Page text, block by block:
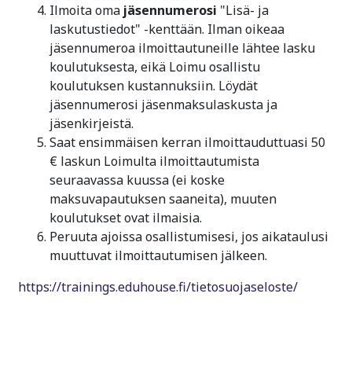
Ilmoita oma jäsennumerosi "Lisä- ja
laskutustiedot" -kenttään. Ilman oikeaa
jäsennumeroa ilmoittautuneille lähtee lasku
koulutuksesta, eikä Loimu osallistu
koulutuksen kustannuksiin. Löydät
jäsennumerosi jäsenmaksulaskusta ja
jäsenkirjeistä.
Saat ensimmäisen kerran ilmoittauduttuasi 50
€ laskun Loimulta ilmoittautumista
seuraavassa kuussa (ei koske
maksuvapautuksen saaneita), muuten
koulutukset ovat ilmaisia.
Peruuta ajoissa osallistumisesi, jos aikataulusi
muuttuvat ilmoittautumisen jälkeen.
https://trainings.eduhouse.fi/tietosuojaseloste/